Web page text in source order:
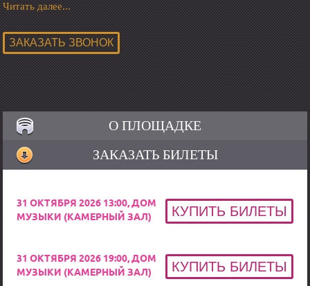
Читать далее...
О ПЛОЩАДКЕ
ЗАКАЗАТЬ БИЛЕТЫ
31 ОКТЯБРЯ 2026 13:00, ДОМ
МУЗЫКИ (КАМЕРНЫЙ ЗАЛ)
31 ОКТЯБРЯ 2026 19:00, ДОМ
МУЗЫКИ (КАМЕРНЫЙ ЗАЛ)